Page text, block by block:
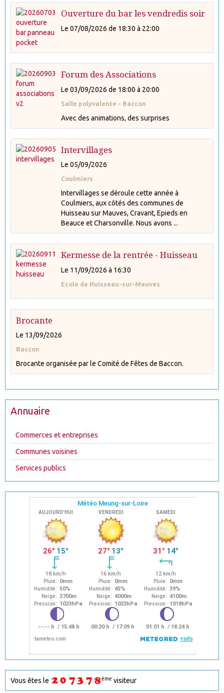
Ouverture du bar les vendredis soir
Le 07/08/2026 de 18:30 à 22:00
Forum des Associations
Le 03/09/2026 de 18:00 à 20:00
Salle polyvalente - Baccon
Avec des animations, des surprises
Intervillages
Le 05/09/2026
Coulmiers
Intervillages se déroule cette année à
Coulmiers, aux côtés des communes de
Huisseau sur Mauves, Cravant, Epieds en
Beauce et Charsonville. Nous avons ...
Kermesse de la rentrée - Huisseau
Le 11/09/2026 à 16:30
Ecole de Huisseau-sur-Mauves
Brocante
Le 13/09/2026
Baccon
Brocante organisée par le Comité de Fêtes de Baccon.
Annuaire
Commerces et entreprises
Communes voisines
Services publics
Vous êtes le ème visiteur